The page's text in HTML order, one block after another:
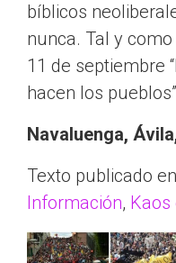
bíblicos
nunca. Tal y
11 de septiembre
hacen los
Navaluenga,
Texto publicado en
Información, Kaos